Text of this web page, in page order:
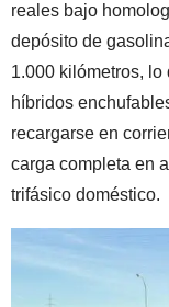
reales bajo
depósito de
1.000 kilómetros,
híbridos
recargarse en
carga completa en
trifásico doméstico.